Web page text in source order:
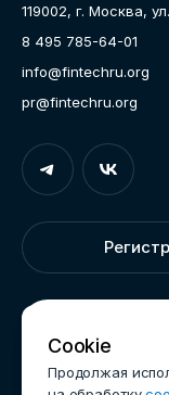
Карьера
Контакты
Документы
119002, г. Москва,
8 495 785-64-01
info@fintechru.org
pr@fintechru.org
Cookie
Продолжая
Вход
Укажите вашу
ссылку для входа